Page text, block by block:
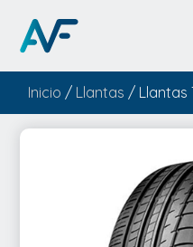
Inicio / Llantas / Llantas